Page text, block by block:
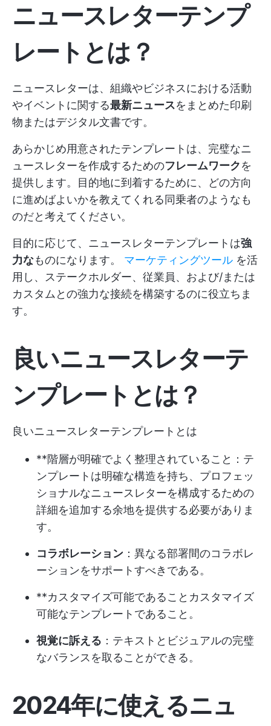
ニュースレターテンプ
レートとは？
ニュースレターは、組織やビジネスにおける活動
やイベントに関する最新ニュースをまとめた印刷
物またはデジタル文書です。
あらかじめ用意されたテンプレートは、完璧なニ
ュースレターを作成するためのフレームワークを
提供します。目的地に到着するために、どの方向
に進めばよいかを教えてくれる同乗者のようなも
のだと考えてください。
目的に応じて、ニュースレターテンプレートは強
力なものになります。 マーケティングツール を活
用し、ステークホルダー、従業員、および/または
カスタムとの強力な接続を構築するのに役立ちま
す。
良いニュースレターテ
ンプレートとは？
良いニュースレターテンプレートとは
**階層が明確でよく整理されていること：テ
ンプレートは明確な構造を持ち、プロフェッ
ショナルなニュースレターを構成するための
詳細を追加する余地を提供する必要がありま
す。
コラボレーション ：異なる部署間のコラボレ
ーションをサポートすべきである。
**カスタマイズ可能であることカスタマイズ
可能なテンプレートであること。
視覚に訴える ：テキストとビジュアルの完璧
なバランスを取ることができる。
2024年に使えるニュ